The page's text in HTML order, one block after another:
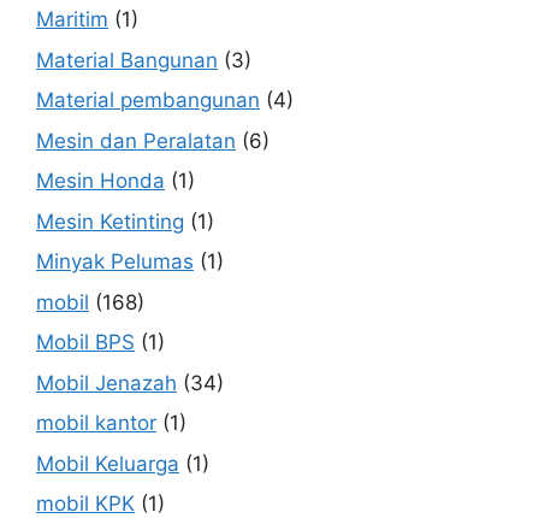
Maritim (1)
Material Bangunan (3)
Material pembangunan (4)
Mesin dan Peralatan (6)
Mesin Honda (1)
Mesin Ketinting (1)
Minyak Pelumas (1)
mobil (168)
Mobil BPS (1)
Mobil Jenazah (34)
mobil kantor (1)
Mobil Keluarga (1)
mobil KPK (1)